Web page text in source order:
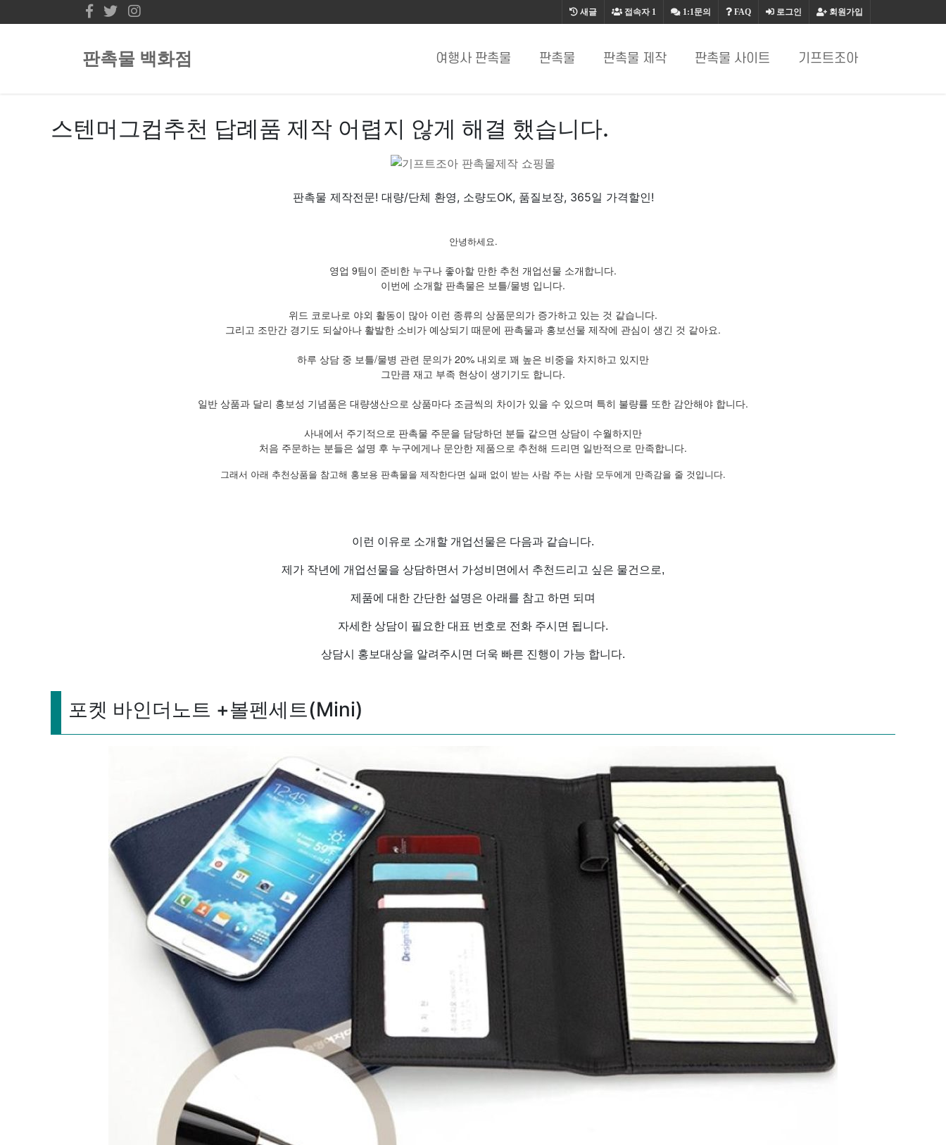
회원가입
로그인
FAQ
1:1문의
접속자1
새글
판촉물 백화점 여행사 판촉물 판촉물 판촉물 제작 판촉물 사이트 기프트조아
스텐머그컵추천 답례품 제작 어렵지 않게 해결 했습니다.
판촉물 제작전문! 대량/단체 환영, 소량도OK, 품질보장, 365일 가격할인!
안녕하세요.
영업 9팀이 준비한 누구나 좋아할 만한 추천 개업선물 소개합니다.
이번에 소개할 판촉물은 보틀/물병 입니다.
위드 코로나로 야외 활동이 많아 이런 종류의 상품문의가 증가하고 있는 것 같습니다.
그리고 조만간 경기도 되살아나 활발한 소비가 예상되기 때문에 판촉물과 홍보선물 제작에 관심이 생긴 것 같아요.
하루 상담 중 보틀/물병 관련 문의가 20% 내외로 꽤 높은 비중을 차지하고 있지만
그만큼 재고 부족 현상이 생기기도 합니다.
일반 상품과 달리 홍보성 기념품은 대량생산으로 상품마다 조금씩의 차이가 있을 수 있으며 특히 불량률 또한 감안해야 합니다.
사내에서 주기적으로 판촉물 주문을 담당하던 분들 같으면 상담이 수월하지만
처음 주문하는 분들은 설명 후 누구에게나 문안한 제품으로 추천해 드리면 일반적으로 만족합니다.
그래서 아래 추천상품을 참고해 홍보용 판촉물을 제작한다면 실패 없이 받는 사람 주는 사람 모두에게 만족감을 줄 것입니다.
이런 이유로 소개할 개업선물은 다음과 같습니다.
제가 작년에 개업선물을 상담하면서 가성비면에서 추천드리고 싶은 물건으로,
제품에 대한 간단한 설명은 아래를 참고 하면 되며
자세한 상담이 필요한 대표 번호로 전화 주시면 됩니다.
상담시 홍보대상을 알려주시면 더욱 빠른 진행이 가능 합니다.
포켓 바인더노트 +볼펜세트(Mini)